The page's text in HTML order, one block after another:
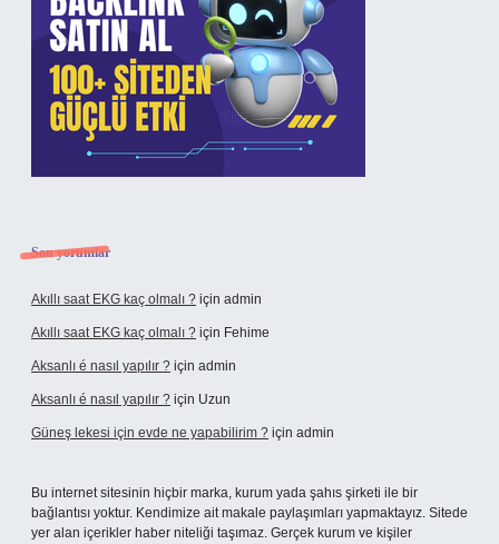
Son yorumlar
Akıllı saat EKG kaç olmalı ? için admin
Akıllı saat EKG kaç olmalı ? için Fehime
Aksanlı é nasıl yapılır ? için admin
Aksanlı é nasıl yapılır ? için Uzun
Güneş lekesi için evde ne yapabilirim ? için admin
Bu internet sitesinin hiçbir marka, kurum yada şahıs şirketi ile bir
bağlantısı yoktur. Kendimize ait makale paylaşımları yapmaktayız. Sitede
yer alan içerikler haber niteliği taşımaz. Gerçek kurum ve kişiler